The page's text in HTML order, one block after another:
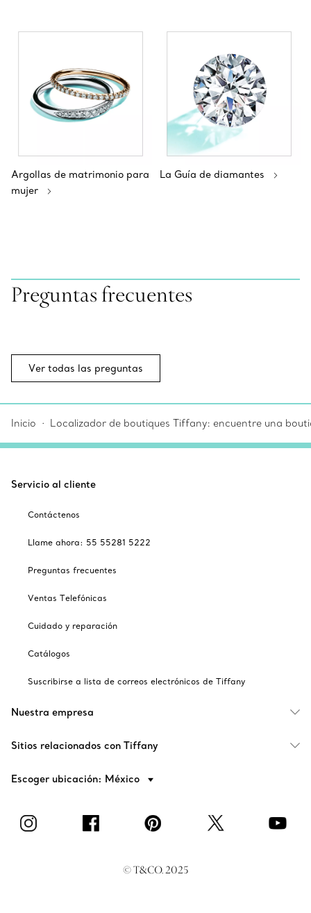
Argollas de matrimonio para
mujer
La Guía de diamantes
Preguntas frecuentes
Ver todas las preguntas
Inicio Localizador de boutiques Tiffany: encuentre una
Servicio al cliente
Contáctenos
Llame ahora: 55 55281 5222
Preguntas frecuentes
Ventas Telefónicas
Cuidado y reparación
Catálogos
Suscribirse a lista de correos electrónicos de Tiffany
Nuestra empresa
Sitios relacionados con Tiffany
Escoger ubicación: México
© T&CO. 2025